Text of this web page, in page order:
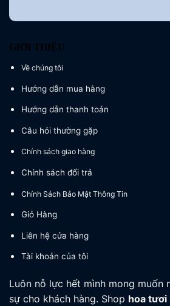
GIỚI THIỆU
Về chúng tôi
Hướng dẫn mua hàng
Hướng dẫn thanh toán
Câu hỏi thường gặp
Chính sách giao hàng
Chính sách đổi trả
Chính Sách Bảo Mật Thông Tin
Giỏ Hàng
Liên hệ cửa hàng
Tài khoản của tôi
Luôn nỗ lực hết mình mong muốn
sự cho khách hàng. Shop hoa tươi